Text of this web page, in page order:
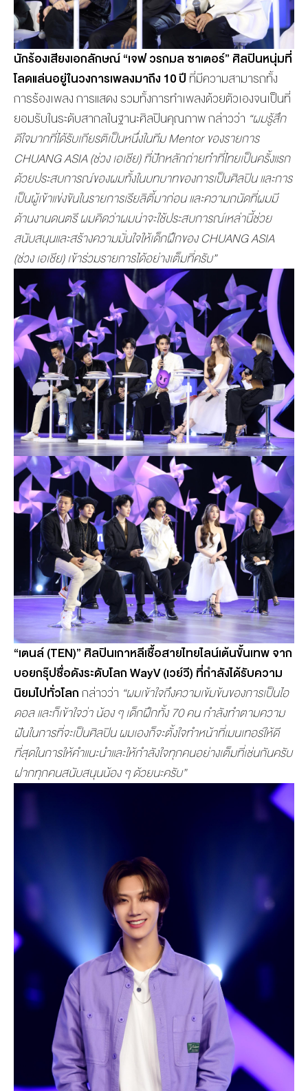
นักร้องเสียงเอกลักษณ์“เจฟ วรกมล ซาเตอร์” ศิลปินหนุ่มที่
โลดแล่นอยู่ในวงการเพลงมาถึง 10ปี ที่มีความสามารถทั้ง
การร้องเพลง การแสดง รวมทั้งการทำเพลงด้วยตัวเองจนเป็นที่
ยอมรับในระดับสากลในฐานะศิลปินคุณภาพ กล่าวว่า “ผมรู้สึก
ดีใจมากที่ได้รับเกียรติเป็นหนึ่งในทีมMentorของรายการ
CHUANG ASIA (ช่วง เอเชีย) ที่ปักหลักถ่ายทำที่ไทยเป็นครั้งแรก
ด้วยประสบการณ์ของผมทั้งในบทบาทของการเป็นศิลปิน และการ
เป็นผู้เข้าแข่งขันในรายการเรียลิตี้มาก่อน และความถนัดที่ผมมี
ด้านงานดนตรี ผมคิดว่าผมน่าจะใช้ประสบการณ์เหล่านี้ช่วย
สนับสนุนและสร้างความมั่นใจให้เด็กฝึกของCHUANG ASIA
(ช่วง เอเชีย) เข้าร่วมรายการได้อย่างเต็มที่ครับ”
“เตนล์ (TEN)” ศิลปินเกาหลีเชื้อสายไทยไลน์เต้นขั้นเทพ จาก
บอยกรุ๊ปชื่อดังระดับโลกWayV (เวย์วี) ที่กำลังได้รับความ
นิยมไปทั่วโลกกล่าวว่า “ผมเข้าใจถึงความเข้มข้นของการเป็นไอ
ดอล และก็เข้าใจว่า น้อง ๆ เด็กฝึกทั้ง 70 คน กำลังทำตามความ
ฝันในการที่จะเป็นศิลปิน ผมเองก็จะตั้งใจทำหน้าที่เมนเทอร์ให้ดี
ที่สุดในการให้คำแนะนำและให้กำลังใจทุกคนอย่างเต็มที่เช่นกันครับ
ฝากทุกคนสนับสนุนน้อง ๆ ด้วยนะครับ”